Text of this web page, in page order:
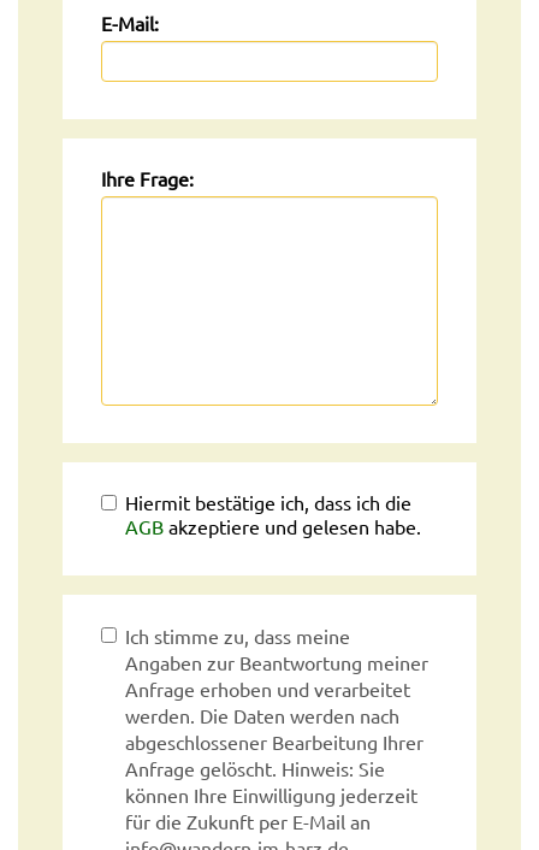
E-Mail:
Ihre Frage:
Hiermit bestätige ich, dass ich die
AGB akzeptiere und gelesen habe.
Ich stimme zu, dass meine
Angaben zur Beantwortung meiner
Anfrage erhoben und verarbeitet
werden. Die Daten werden nach
abgeschlossener Bearbeitung Ihrer
Anfrage gelöscht. Hinweis: Sie
können Ihre Einwilligung jederzeit
für die Zukunft per E-Mail an